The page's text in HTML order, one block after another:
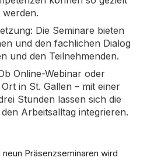
Die Seminare bieten
und den fachlichen Dialog
und den Teilnehmenden.
Online-Webinar oder
in St. Gallen – mit einer
Stunden lassen sich die
Arbeitsalltag integrieren.
Präsenzseminaren wird